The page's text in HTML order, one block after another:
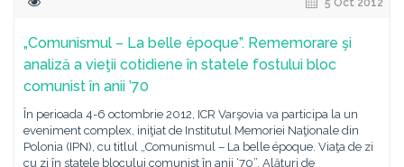
5 Oct 2012
„Comunismul – La belle époque”. Rememorare şi
analiză a vieţii cotidiene în statele fostului bloc
comunist în anii ’70
În perioada 4-6 octombrie 2012, ICR Varşovia va participa la un
eveniment complex, iniţiat de Institutul Memoriei Naţionale din
Polonia (IPN), cu titlul „Comunismul – La belle époque. Viaţa de zi
cu zi în statele blocului comunist în anii ‘70”. Alături de